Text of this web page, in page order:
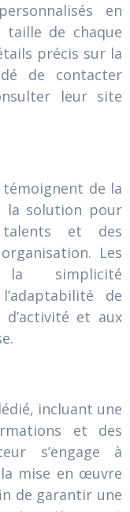
en
de chaque
précis sur la
de contacter
leur site
témoignent de la
la solution pour
et des
Les
la simplicité
de
d’activité et aux
incluant une
et des
s’engage à
mise en œuvre
de garantir une